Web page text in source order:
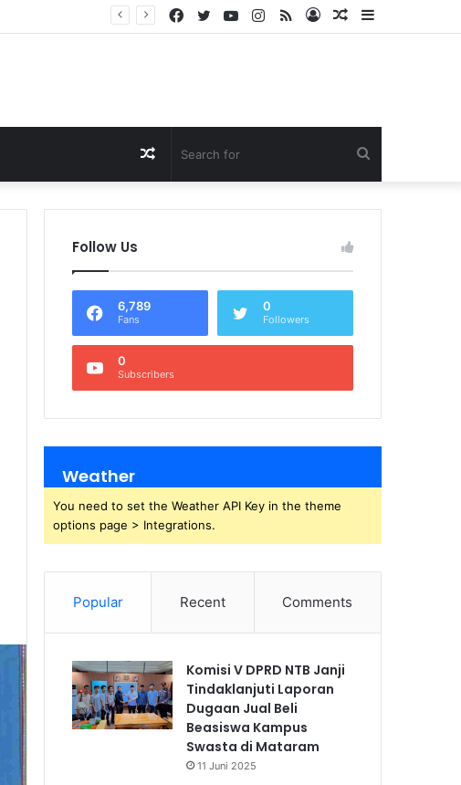
Random
Log
RSS
Instagram
YouTube
Twitter
Facebook
for
Random
Article
Follow Us
6,789
Fans
0
Followers
0
Subscribers
Weather
You need to set the Weather API Key in the theme
options page > Integrations.
Popular Recent Comments
Komisi V DPRD NTB Janji
Tindaklanjuti Laporan
Dugaan Jual Beli
Beasiswa Kampus
Swasta di Mataram
11 Juni 2025